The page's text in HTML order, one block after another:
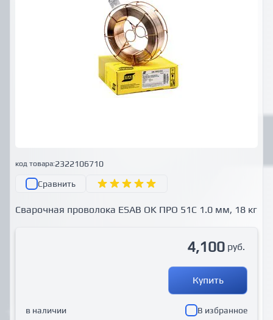
код товара:2322106710
Сравнить
Сварочная проволока ESAB OK ПРО 51С 1.0 мм, 18 кг
4,100 руб.
Купить
в наличии В избранное